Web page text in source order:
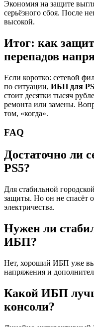
Экономия на защите
серьёзного сбоя. После
высокой.
Итог: как
перепадов
Если коротко: сетевой
по ситуации, ИБП для
стоит десятки тысяч
ремонта или замены.
том, «когда».
FAQ
Достаточно ли
PS5?
Для стабильной
защиты. Но он не спасёт
электричества.
Нужен ли
ИБП?
Нет, хороший ИБП уже
напряжения и
Какой ИБП
консоли?